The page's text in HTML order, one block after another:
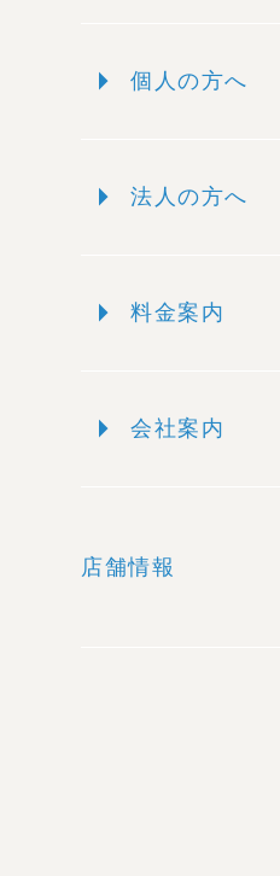
arrow_right 個人の方へ
arrow_right 法人の方へ
arrow_right 料金案内
arrow_right 会社案内
店舗情報